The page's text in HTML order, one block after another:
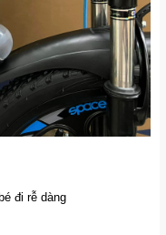
đi rễ dàng